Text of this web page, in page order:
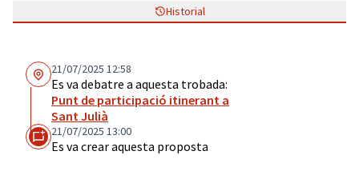
Historial
21/07/2025 12:58
Es va debatre a aquesta trobada:
Punt de participació itinerant a
Sant Julià
21/07/2025 13:00
Es va crear aquesta proposta